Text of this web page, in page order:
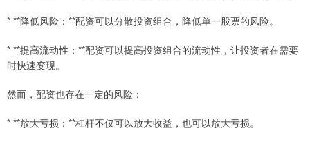
* **降低风险：**配资可以分散投资组合，降低单一股票的风险。
* **提高流动性：**配资可以提高投资组合的流动性，让投资者在需要
时快速变现。
然而，配资也存在一定的风险：
* **放大亏损：**杠杆不仅可以放大收益，也可以放大亏损。